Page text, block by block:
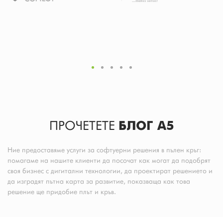
ПРОЧЕТЕТЕ БЛОГ A5
Ние предоставяме услуги за софтуерни решения в пълен кръг:
помагаме на нашите клиенти да посочат как могат да подобрят
своя бизнес с дигитални технологии, да проектират решението и
да изградят пътна карта за развитие, показваща как това
решение ще придобие плът и кръв.